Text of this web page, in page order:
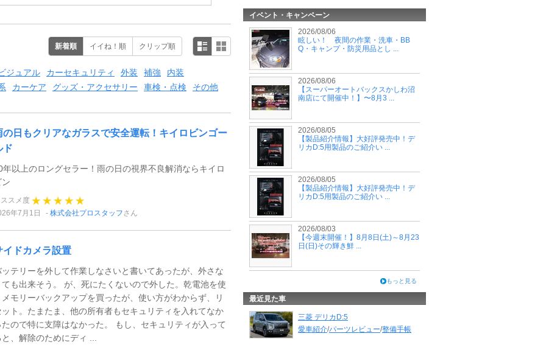
新着順 イイね！順 クリップ順
ジュアル カーセキュリティ 外装 補強
内装
カーケア グッズ・アクセサリー 車検・点検 その他
の日もクリアなガラスで安全運転！キイロビンゴー
ド
年以上のロングセラー！雨の日の視界不良解消ならキイロ
スメ度
年7月1日
株式会社プロスタッフさん
イドカメラ設置
ッテリーを外して作業しなさいと書いてあったが、外さな
ても出来そう。 が、死にたくないので外した。乾電池を使
メモリーバックアップを買ったが、使い方がわからず、リ
ット。たまたま、他の所有者もセキュリティを入れてなか
たので特に支障はなかった。 もし、セキュリティが入って
、解除のためにディ ...
イベント・キャンペーン
2026/08/06
眩しい！ 夜間の作業・洗車・BB
Q・キャンプ・防災用品とし ...
2026/08/06
【スーパーオートバックスかしわ沼
南店にて開催中！】〜8月3 ...
2026/08/05
【製品紹介情報】大好評発売中！デ
リカD:5用製品のご紹介い ...
2026/08/05
【製品紹介情報】大好評発売中！デ
リカD:5用製品のご紹介い ...
2026/08/03
【今週末開催！】8月8日(土)～8月23
日(日)その輝き鮮 ...
もっと見る
最近見た車
三菱 デリカD:5
愛車紹介/パーツレビュー/整備手帳